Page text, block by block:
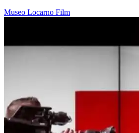
Museo Locarno Film